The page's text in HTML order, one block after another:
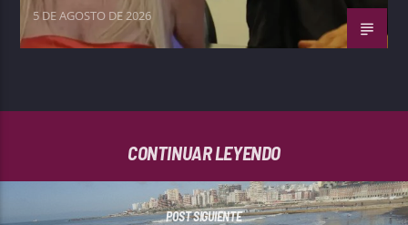
5 DE AGOSTO DE 2026
CONTINUAR LEYENDO
POST SIGUIENTE